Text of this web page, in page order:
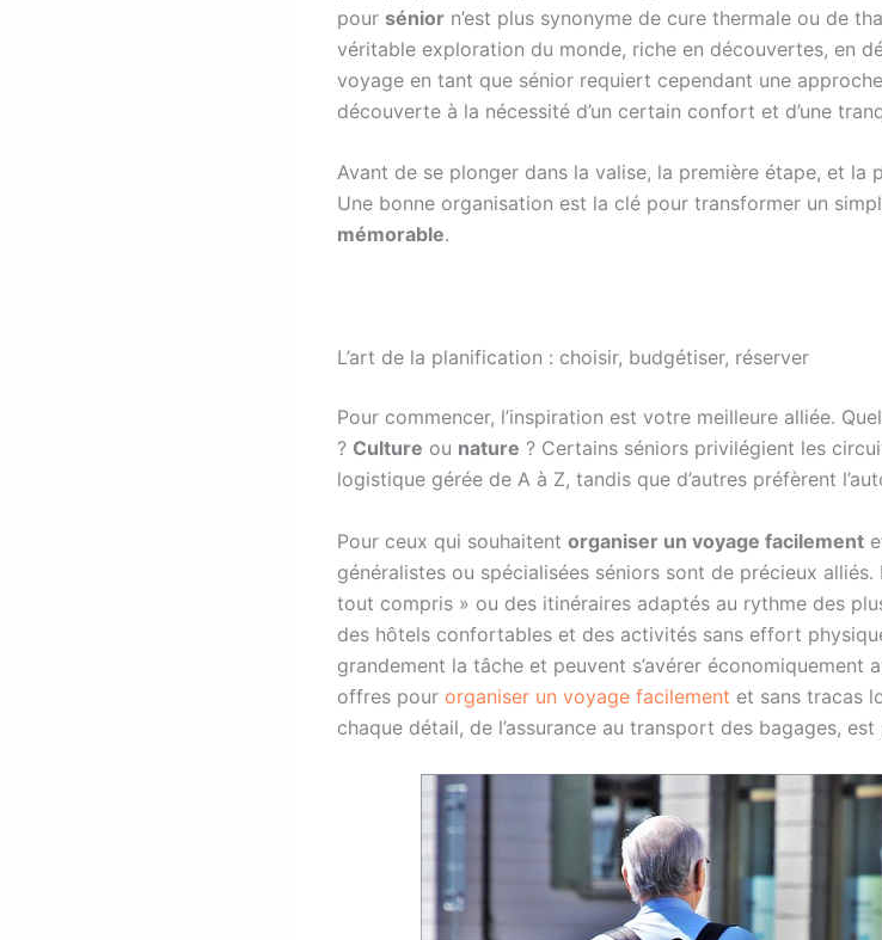
pour sénior n’est plus synonyme de cure thermale ou de
véritable exploration du monde, riche en découvertes, en
voyage en tant que sénior requiert cependant une
découverte à la nécessité d’un certain confort et d’une
Avant de se plonger dans la valise, la première étape, et la
Une bonne organisation est la clé pour transformer un
mémorable.
L’art de la planification : choisir, budgétiser, réserver
Pour commencer, l’inspiration est votre meilleure alliée.
? Culture ou nature ? Certains séniors privilégient les
logistique gérée de A à Z, tandis que d’autres préfèrent
Pour ceux qui souhaitent organiser un voyage facilement
généralistes ou spécialisées séniors sont de précieux
tout compris » ou des itinéraires adaptés au rythme des
des hôtels confortables et des activités sans effort
grandement la tâche et peuvent s’avérer économiquement
offres pour organiser un voyage facilement et sans tracas
chaque détail, de l’assurance au transport des bagages,